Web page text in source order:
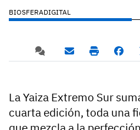
BIOSFERADIGITAL
La Yaiza Extremo Sur
cuarta edición, toda una